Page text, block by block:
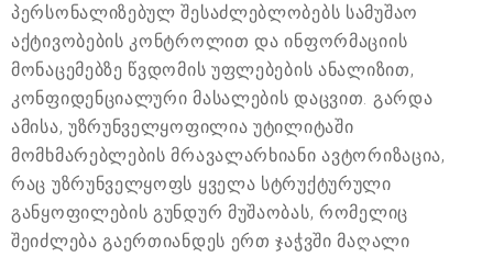
პერსონალიზებულ შესაძლებლობებს სამუშაო
აქტივობების კონტროლით და ინფორმაციის
მონაცემებზე წვდომის უფლებების ანალიზით,
კონფიდენციალური მასალების დაცვით. გარდა
ამისა, უზრუნველყოფილია უტილიტაში
მომხმარებლების მრავალარხიანი ავტორიზაცია,
რაც უზრუნველყოფს ყველა სტრუქტურული
განყოფილების გუნდურ მუშაობას, რომელიც
შეიძლება გაერთიანდეს ერთ ჯაჭვში მაღალი